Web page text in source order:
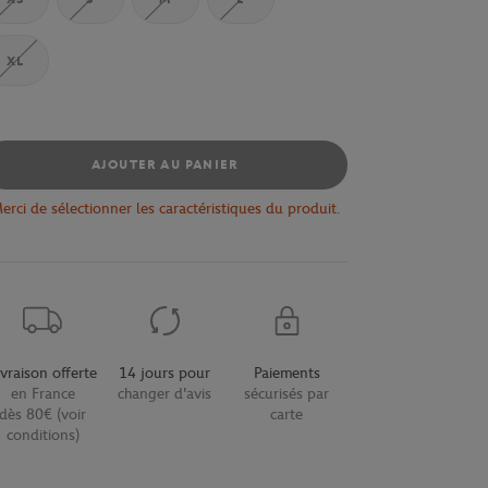
XL
AJOUTER AU PANIER
de sélectionner les caractéristiques du produit.
offerte
en France
dès 80€ (voir
conditions)
14 jours pour
changer d'avis
Paiements
sécurisés par
carte